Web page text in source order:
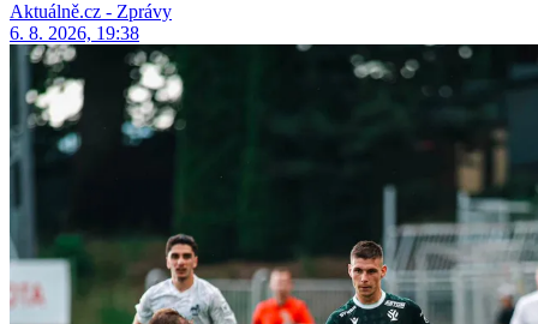
Aktuálně.cz - Zprávy
6. 8. 2026, 19:38